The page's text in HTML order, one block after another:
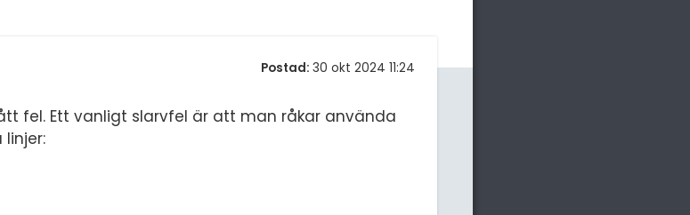
Postad: 30 okt 2024 11:24
fel. Ett vanligt slarvfel är att man råkar använda